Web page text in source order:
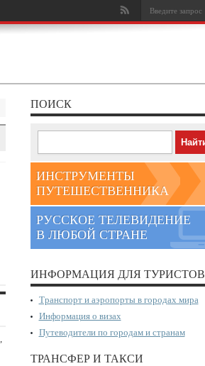
ПОИСК
ИНСТРУМЕНТЫ
ПУТЕШЕСТВЕННИКА
РУССКОЕ ТЕЛЕВИДЕНИЕ
В ЛЮБОЙ СТРАНЕ
ИНФОРМАЦИЯ ДЛЯ ТУРИСТОВ
Транспорт и аэропорты в городах мира
Информация о визах
Путеводители по городам и странам
ТРАНСФЕР И ТАКСИ